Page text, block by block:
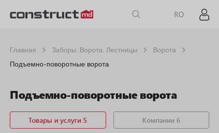
RO
Главная Заборы. Ворота. Лестницы
Ворота
Подъемно-поворотные ворота
Подъемно-поворотные ворота
Товары и услуги 5 Компании 6